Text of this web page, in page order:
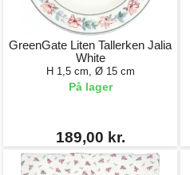
GreenGate Liten Tallerken Jalia
White
H 1,5 cm, Ø 15 cm
På lager
189,00 kr.